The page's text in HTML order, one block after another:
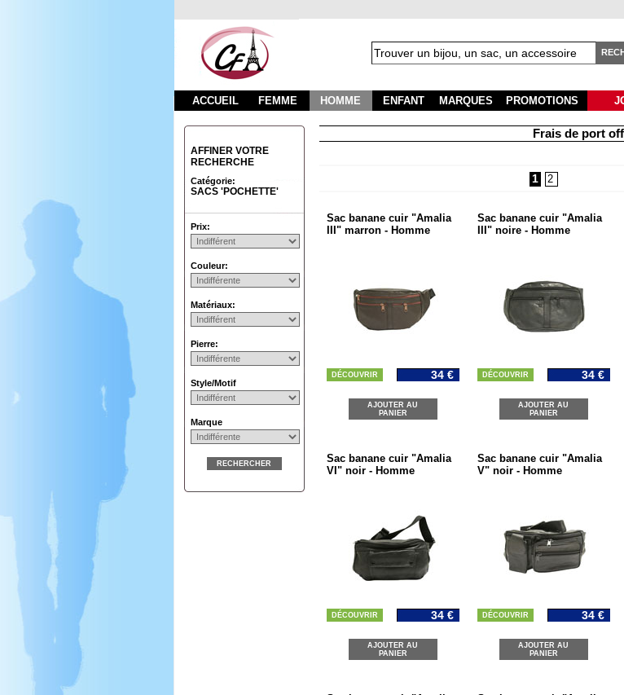
ACCUEIL FEMME HOMME ENFANT MARQUES PROMOTIONS
AFFINER VOTRE
RECHERCHE
Catégorie:
SACS 'POCHETTE'
Prix:
Couleur:
Matériaux:
Pierre:
Style/Motif
Marque
RECHERCHER
Frais de port offert à
1 2
Sac banane cuir "Amalia
III" marron - Homme
DÉCOUVRIR 34 €
AJOUTER AU
PANIER
Sac banane cuir "Amalia
III" noire - Homme
DÉCOUVRIR 34 €
AJOUTER AU
PANIER
Sac banane cuir "Amalia
VI" noir - Homme
DÉCOUVRIR 34 €
AJOUTER AU
PANIER
Sac banane cuir "Amalia
V" noir - Homme
DÉCOUVRIR 34 €
AJOUTER AU
PANIER